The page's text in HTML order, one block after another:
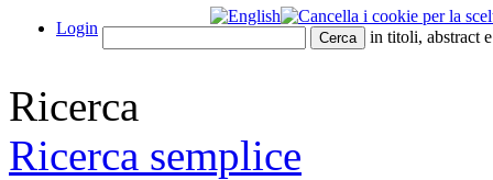
Login in titoli, abstract
Ricerca
Ricerca semplice